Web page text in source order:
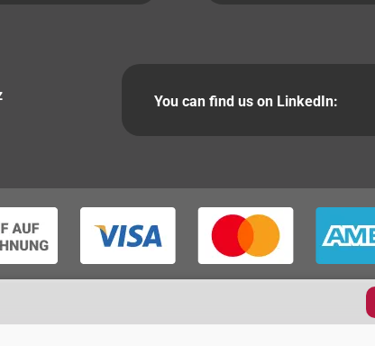
You can find us on LinkedIn: